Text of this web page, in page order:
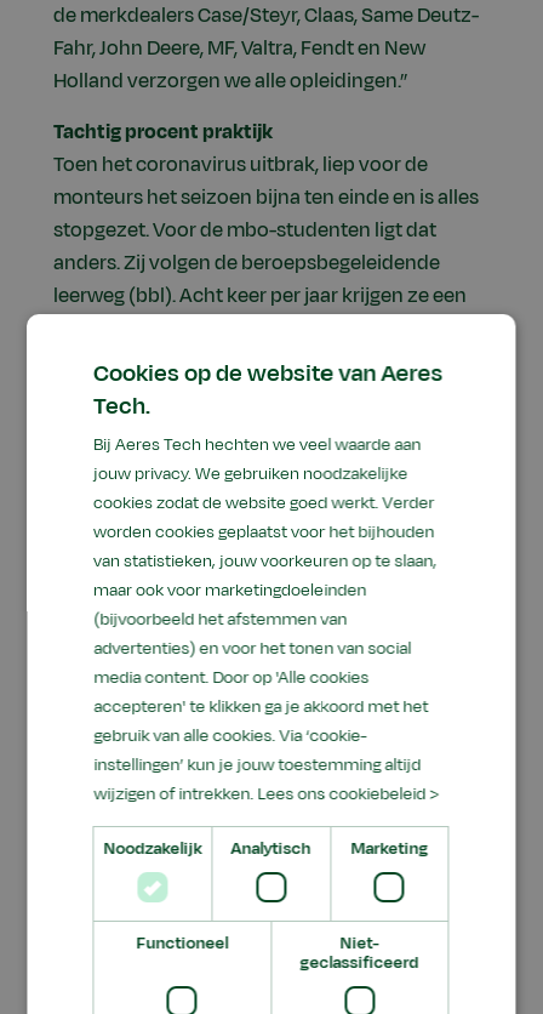
de merkdealers Case/Steyr, Claas, Same Deutz-
Fahr, John Deere, MF, Valtra, Fendt en New
Holland verzorgen we alle opleidingen.”
Tachtig procent praktijk
Toen het coronavirus uitbrak, liep voor de
monteurs het seizoen bijna ten einde en is alles
stopgezet. Voor de mbo-studenten ligt dat
anders. Zij volgen de beroepsbegeleidende
leerweg (bbl). Acht keer per jaar krijgen ze een
werken ze bij een
landbouwmechanisatiebedrijf. Sportel: “Het
praktijk en omdat we hier alle grote
dealermerken hebben, kunnen we studenten
allround opleiden. Nu studenten vanwege het
coronavirus niet naar Aeres Tech kunnen
komen, gaan we de praktijklessen anders
invullen. Op dit moment geef ik studenten van
de mbo-niveau 3 opleiding les over gps. De
theorieles verloopt via Microsoft Teams; de
studenten loggen tegelijkertijd in en volgen de
les. Vervolgens gaan ze thuis aan de slag met het
uitwerken van opdrachten. De
praktijkopdrachten voeren ze uit bij hun eigen
bedrijf.”
Cookies op de website van Aeres
Tech.
Bij Aeres Tech hechten we veel waarde aan
jouw privacy. We gebruiken noodzakelijke
cookies zodat de website goed werkt. Verder
worden cookies geplaatst voor het bijhouden
van statistieken, jouw voorkeuren op te slaan,
maar ook voor marketingdoeleinden
(bijvoorbeeld het afstemmen van
advertenties) en voor het tonen van social
media content. Door op 'Alle cookies
accepteren' te klikken ga je akkoord met het
gebruik van alle cookies. Via ‘cookie-
instellingen’ kun je jouw toestemming altijd
wijzigen of intrekken. Lees ons cookiebeleid >
Noodzakelijk Analytisch Marketing
Functioneel
Niet-
geclassificeerd